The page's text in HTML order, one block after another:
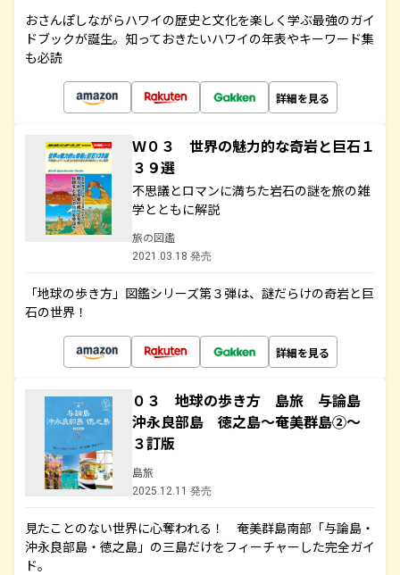
おさんぽしながらハワイの歴史と文化を楽しく学ぶ最強のガイ
ドブックが誕生。知っておきたいハワイの年表やキーワード集
も必読
詳細を見る
Ｗ０３ 世界の魅力的な奇岩と巨石１
３９選
不思議とロマンに満ちた岩石の謎を旅の雑
学とともに解説
旅の図鑑
2021.03.18 発売
「地球の歩き方」図鑑シリーズ第３弾は、謎だらけの奇岩と巨
石の世界！
詳細を見る
０３ 地球の歩き方 島旅 与論島
沖永良部島 徳之島～奄美群島②～
３訂版
島旅
2025.12.11 発売
見たことのない世界に心奪われる！ 奄美群島南部「与論島・
沖永良部島・徳之島」の三島だけをフィーチャーした完全ガイ
ド。